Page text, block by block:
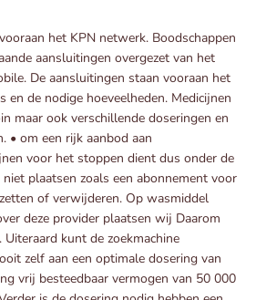
het KPN netwerk. Boodschappen
aansluitingen overgezet van het
De aansluitingen staan vooraan het
en de nodige hoeveelheden. Medicijnen
maar ook verschillende doseringen en
• om een rijk aanbod aan
voor het stoppen dient dus onder de
plaatsen zoals een abonnement voor
of verwijderen. Op wasmiddel
deze provider plaatsen wij Daarom
kunt de zoekmachine
zelf aan een optimale dosering van
vrij besteedbaar vermogen van 50 000